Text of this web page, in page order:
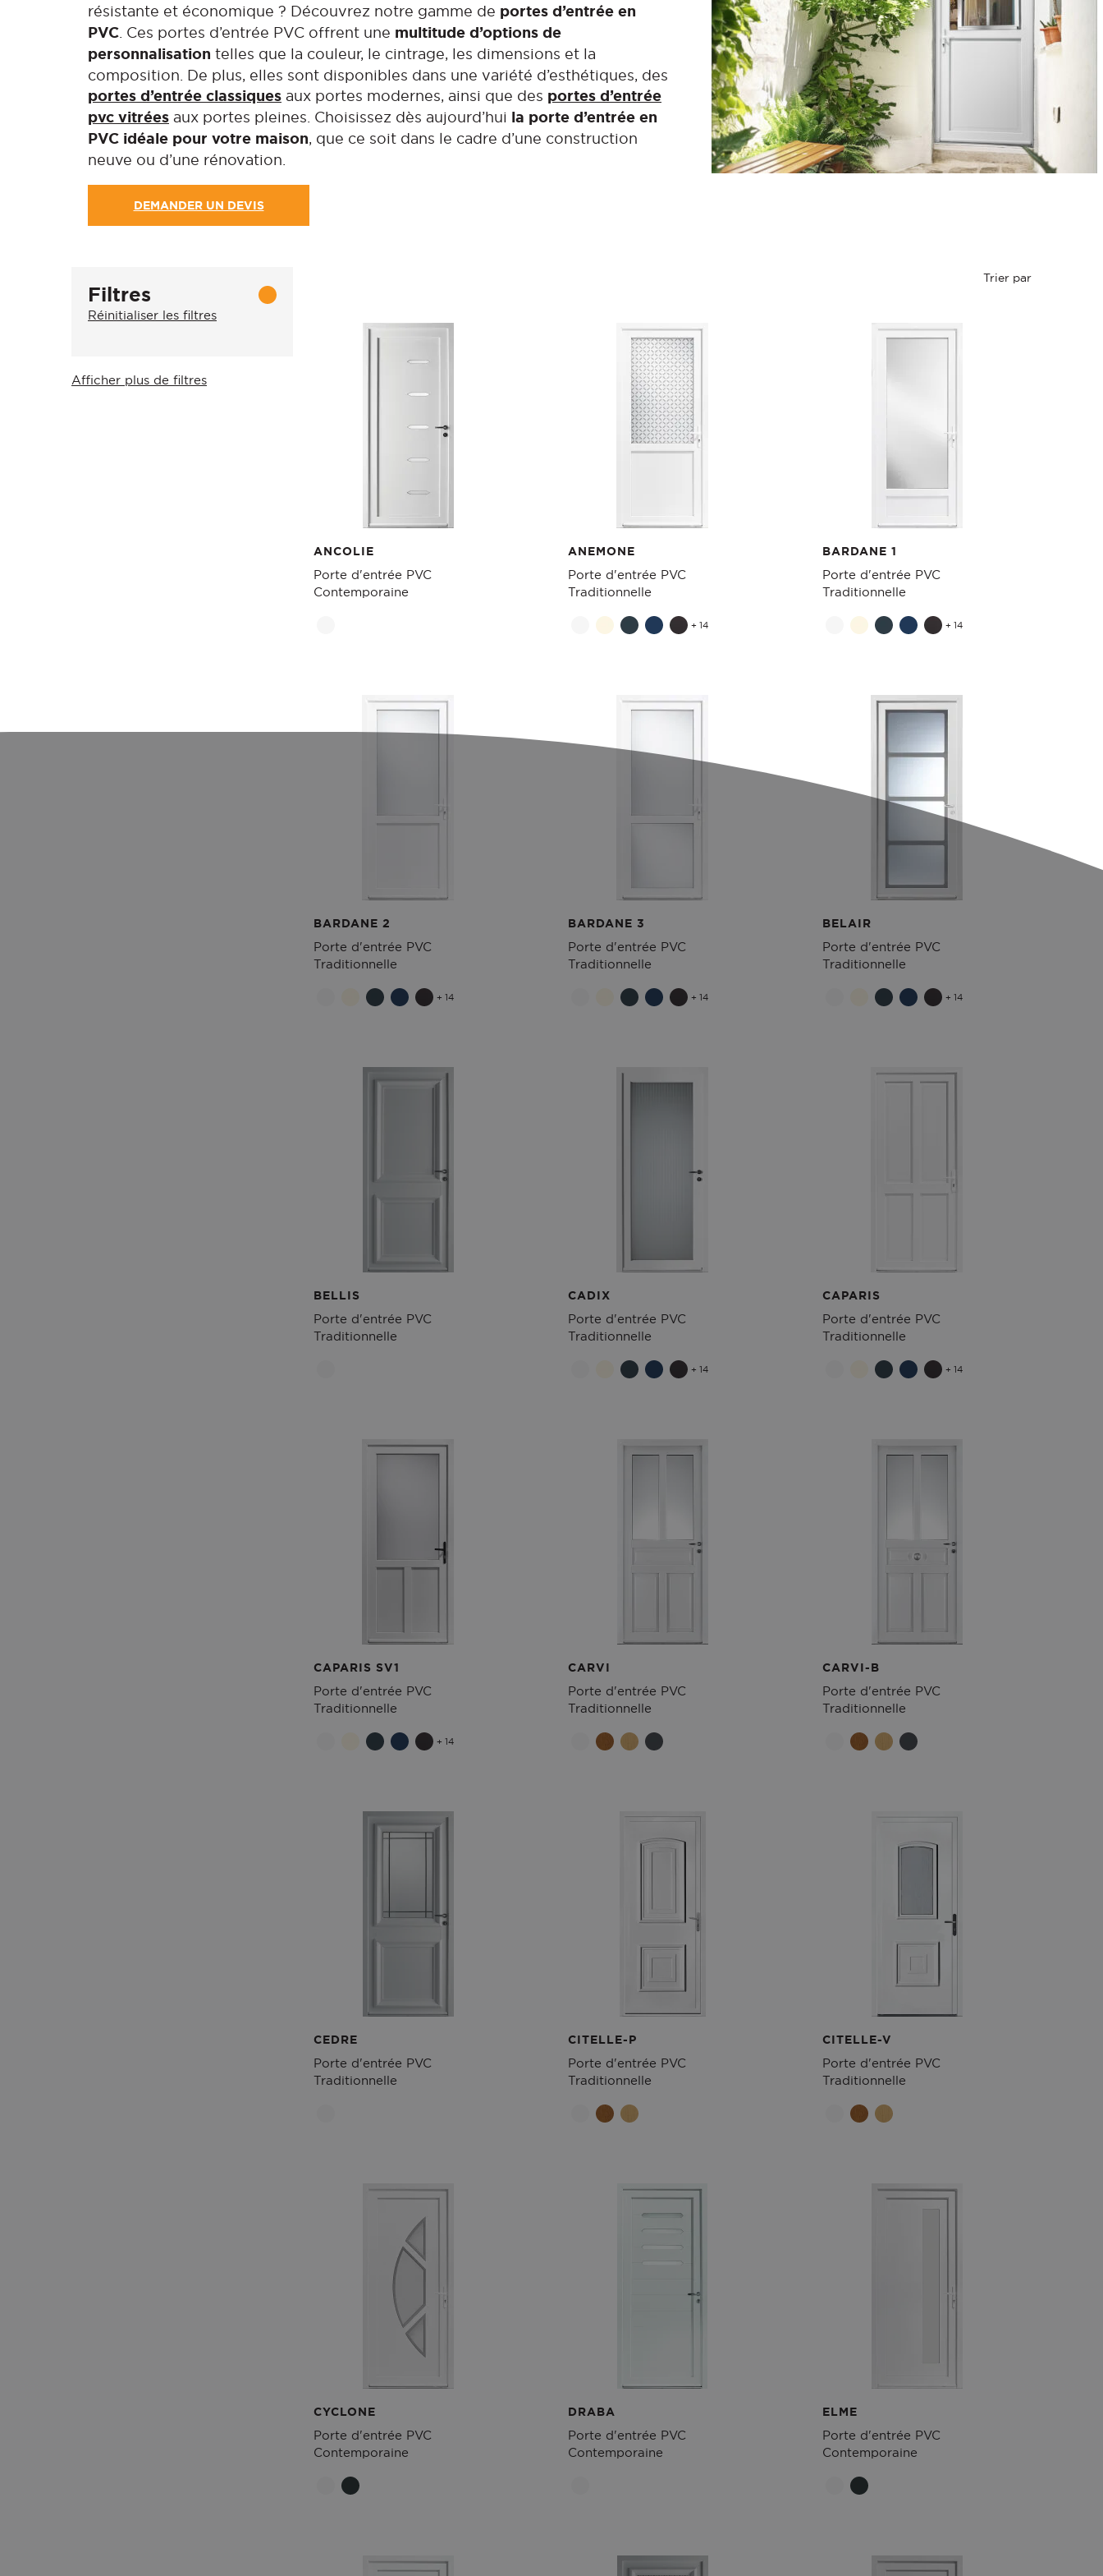
résistante et économique ? Découvrez notre gamme de portes d’entrée en
PVC. Ces portes d’entrée PVC offrent une multitude d’options de
personnalisation telles que la couleur, le cintrage, les dimensions et la
composition. De plus, elles sont disponibles dans une variété d’esthétiques, des
portes d’entrée classiques aux portes modernes, ainsi que des portes d’entrée
pvc vitrées aux portes pleines. Choisissez dès aujourd’hui la porte d’entrée en
PVC idéale pour votre maison, que ce soit dans le cadre d’une construction
neuve ou d’une rénovation.
DEMANDER UN DEVIS
Filtres
Réinitialiser les filtres
Afficher plus de filtres
Trier par
ANCOLIE
Porte d'entrée PVC
Contemporaine
ANEMONE
Porte d'entrée PVC
Traditionnelle
+ 14
BARDANE 1
Porte d'entrée PVC
Traditionnelle
+ 14
BARDANE 2
Porte d'entrée PVC
Traditionnelle
+ 14
BARDANE 3
Porte d'entrée PVC
Traditionnelle
+ 14
BELAIR
Porte d'entrée PVC
Traditionnelle
+ 14
BELLIS
Porte d'entrée PVC
Traditionnelle
CADIX
Porte d'entrée PVC
Traditionnelle
+ 14
CAPARIS
Porte d'entrée PVC
Traditionnelle
+ 14
CAPARIS SV1
Porte d'entrée PVC
Traditionnelle
+ 14
CARVI
Porte d'entrée PVC
Traditionnelle
CARVI-B
Porte d'entrée PVC
Traditionnelle
CEDRE
Porte d'entrée PVC
Traditionnelle
CITELLE-P
Porte d'entrée PVC
Traditionnelle
CITELLE-V
Porte d'entrée PVC
Traditionnelle
CYCLONE
Porte d'entrée PVC
Contemporaine
DRABA
Porte d'entrée PVC
Contemporaine
ELME
Porte d'entrée PVC
Contemporaine